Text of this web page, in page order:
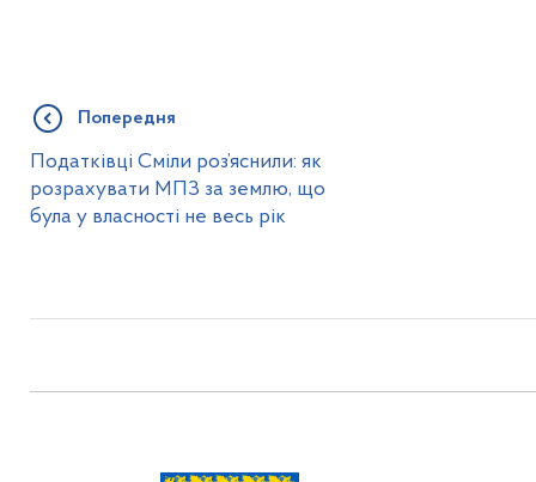
Попередня
Податківці Сміли роз’яснили: як
розрахувати МПЗ за землю, що
була у власності не весь рік